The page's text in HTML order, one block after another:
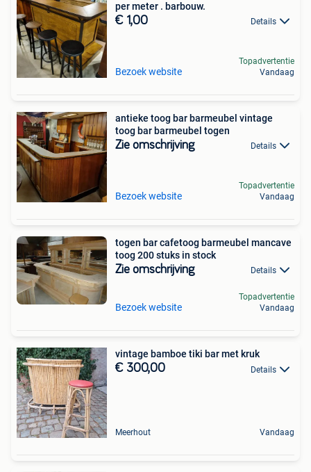
per meter . barbouw.
€ 1,00 Details
Bezoek website
Topadvertentie
Vandaag
antieke toog bar barmeubel vintage
toog bar barmeubel togen
Zie omschrijving Details
Bezoek website
Topadvertentie
Vandaag
togen bar cafetoog barmeubel mancave
toog 200 stuks in stock
Zie omschrijving Details
Bezoek website
Topadvertentie
Vandaag
vintage bamboe tiki bar met kruk
€ 300,00 Details
Meerhout Vandaag